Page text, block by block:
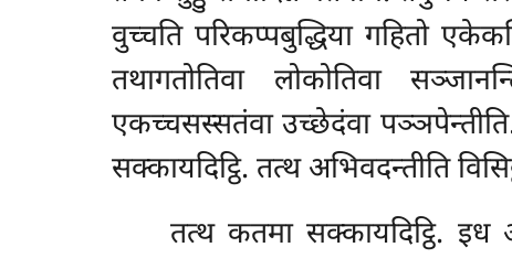
वुच्चति परिकप्पबुद्धिया गहितो
तथागतोतिवा लोकोतिवा
एकच्चसस्सतंवा उच्छेदंवा पञ्ञपेन्तीति.
सक्कायदिट्ठि. तत्थ अभिवदन्तीति
तत्थ कतमा सक्कायदिट्ठि.